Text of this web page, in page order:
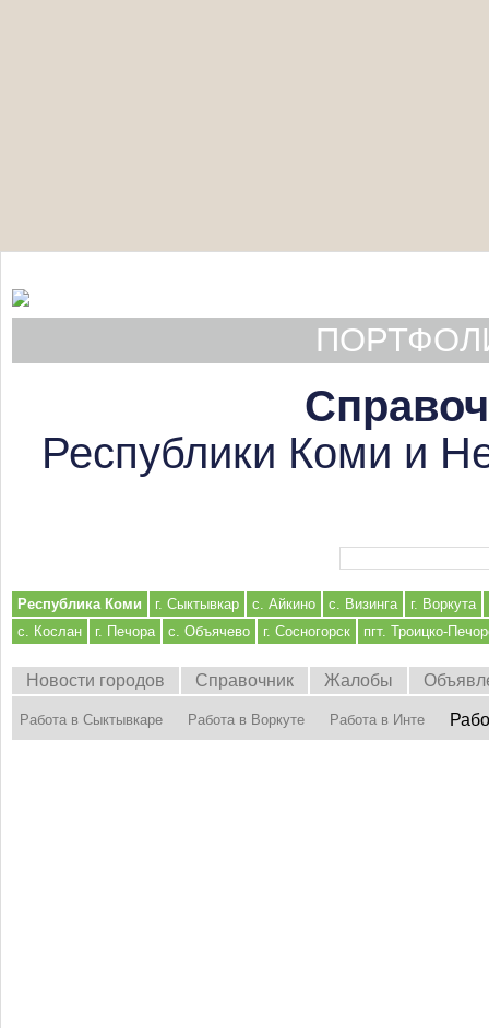
Республики Коми и
Республика Коми г. Сыктывкар с. Айкино с. Визинга
г. Воркута
с. Кослан
г. Печора с. Объячево г. Сосногорск пгт. Троицко-
Новости городов Справочник Жалобы
Работа в Сыктывкаре Работа в Воркуте Работа в Инте